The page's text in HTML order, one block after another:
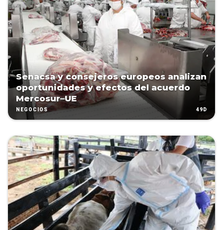
Senacsa y consejeros europeos analizan
oportunidades y efectos del acuerdo
Mercosur–UE
NEGOCIOS 49D